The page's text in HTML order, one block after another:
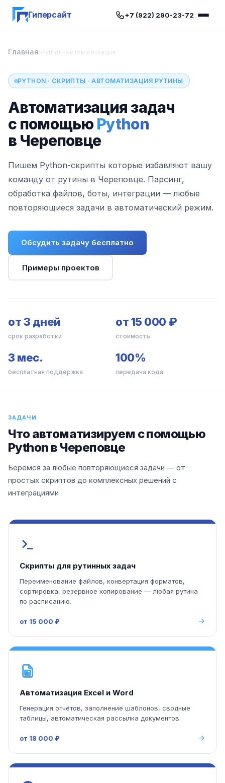
Гиперсайт +7 (922) 290-23-72
Главная›Python-автоматизация
PYTHON · СКРИПТЫ · АВТОМАТИЗАЦИЯ РУТИНЫ
Автоматизация задач
с помощьюPython
в Череповце
Пишем Python-скрипты которые избавляют вашу
команду от рутины в Череповце. Парсинг,
обработка файлов, боты, интеграции — любые
повторяющиеся задачи в автоматический режим.
Обсудить задачу бесплатно
Примеры проектов
от 3 дней
срок разработки
от 15 000 ₽
стоимость
3 мес.
бесплатная поддержка
100%
передача кода
ЗАДАЧИ
Что автоматизируем с помощью
Python в Череповце
Берёмся за любые повторяющиеся задачи — от
простых скриптов до комплексных решений с
интеграциями
Скрипты для рутинных задач
Переименование файлов, конвертация форматов,
сортировка, резервное копирование — любая рутина
по расписанию.
от 15 000 ₽
Автоматизация Excel и Word
Генерация отчётов, заполнение шаблонов, сводные
таблицы, автоматическая рассылка документов.
от 18 000 ₽